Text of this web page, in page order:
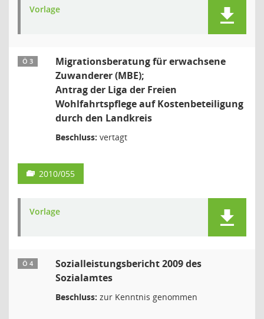
Vorlage
Ö 3
Migrationsberatung für erwachsene
Zuwanderer (MBE);
Antrag der Liga der Freien
Wohlfahrtspflege auf Kostenbeteiligung
durch den Landkreis
Beschluss: vertagt
2010/055
Vorlage
Ö 4
Sozialleistungsbericht 2009 des
Sozialamtes
Beschluss: zur Kenntnis genommen